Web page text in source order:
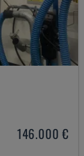
146.000 €